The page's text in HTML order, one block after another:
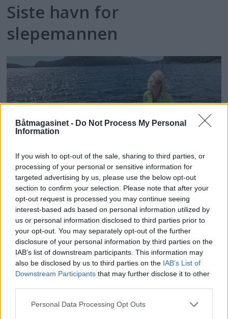
Båtmagasinet - Do Not Process My Personal
Information
If you wish to opt-out of the sale, sharing to third parties, or
processing of your personal or sensitive information for
targeted advertising by us, please use the below opt-out
section to confirm your selection. Please note that after your
opt-out request is processed you may continue seeing
interest-based ads based on personal information utilized by
us or personal information disclosed to third parties prior to
your opt-out. You may separately opt-out of the further
disclosure of your personal information by third parties on the
IAB’s list of downstream participants. This information may
also be disclosed by us to third parties on the IAB’s List of
Downstream Participants that may further disclose it to other
Personal Data Processing Opt Outs
Siste havn for
slepemannen
PLUS
Sexolog, jazzmusiker,
rektor og båtfant